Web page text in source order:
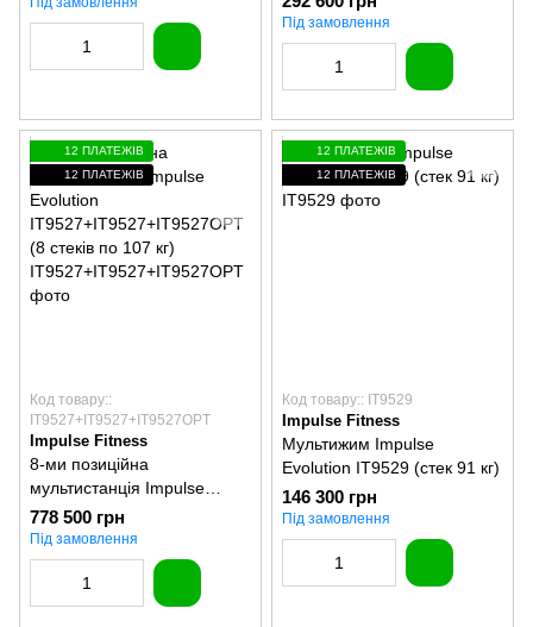
(2 стека по 107 кг)
Під замовлення
12 ПЛАТЕЖІВ
12 ПЛАТЕЖІВ
Код товару::
IT9527+IT9527+IT9527OPT
Impulse Fitness
8-ми позиційна
мультистанція Impulse
Evolution
IT9527+IT9527+IT9527OPT
(8 стеків по 107 кг)
778 500 грн
Під замовлення
12 ПЛАТЕЖІВ
12 ПЛАТЕЖІВ
Код товару:: IT9529
Impulse Fitness
Мультижим Impulse
Evolution IT9529 (стек 91 кг)
146 300 грн
Під замовлення